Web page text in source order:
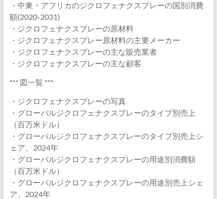
・中東・アフリカのジクロフェナクスプレーの国別消費
額(2020-2031)
・ジクロフェナクスプレーの原材料
・ジクロフェナクスプレー原材料の主要メーカー
・ジクロフェナクスプレーの主な販売業者
・ジクロフェナクスプレーの主な顧客
*** 図一覧 ***
・ジクロフェナクスプレーの写真
・グローバルジクロフェナクスプレーのタイプ別売上
（百万米ドル）
・グローバルジクロフェナクスプレーのタイプ別売上シ
ェア、2024年
・グローバルジクロフェナクスプレーの用途別消費額
（百万米ドル）
・グローバルジクロフェナクスプレーの用途別売上シェ
ア、2024年